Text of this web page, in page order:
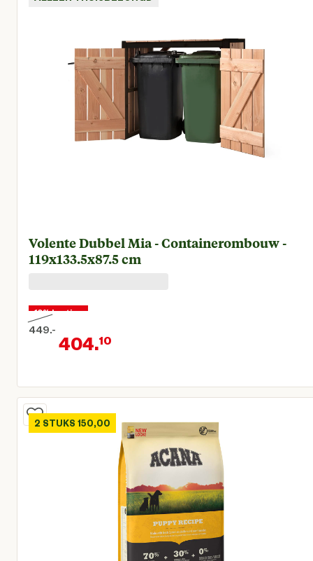
Volente Dubbel Mia - Containerombouw -
119x133.5x87.5 cm
10% korting
449.-
Oorspronkelijke prijs € 449,00
404.10
Huidige prijs € 404,10
2 STUKS 150,00